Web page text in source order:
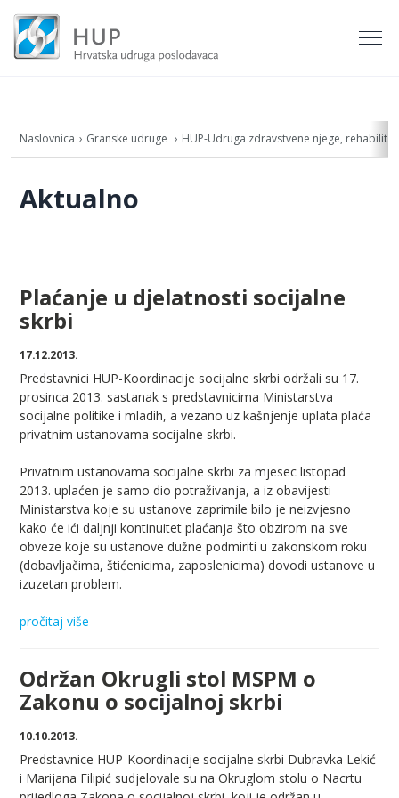
Naslovnica Granske udruge HUP-Udruga zdravstvene njege,
Aktualno
Plaćanje u djelatnosti socijalne
skrbi
17.12.2013.
Predstavnici HUP-Koordinacije socijalne skrbi održali su 17.
prosinca 2013. sastanak s predstavnicima Ministarstva
socijalne politike i mladih, a vezano uz kašnjenje uplata plaća
privatnim ustanovama socijalne skrbi.
Privatnim ustanovama socijalne skrbi za mjesec listopad
2013. uplaćen je samo dio potraživanja, a iz obavijesti
Ministarstva koje su ustanove zaprimile bilo je neizvjesno
kako će ići daljnji kontinuitet plaćanja što obzirom na sve
obveze koje su ustanove dužne podmiriti u zakonskom roku
(dobavljačima, štićenicima, zaposlenicima) dovodi ustanove u
izuzetan problem.
pročitaj više
Održan Okrugli stol MSPM o
Zakonu o socijalnoj skrbi
10.10.2013.
Predstavnice HUP-Koordinacije socijalne skrbi Dubravka Lekić
i Marijana Filipić sudjelovale su na Okruglom stolu o Nacrtu